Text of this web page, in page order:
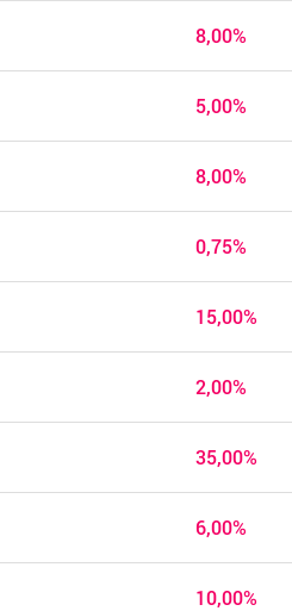
8,00%
5,00%
8,00%
0,75%
15,00%
2,00%
35,00%
6,00%
10,00%